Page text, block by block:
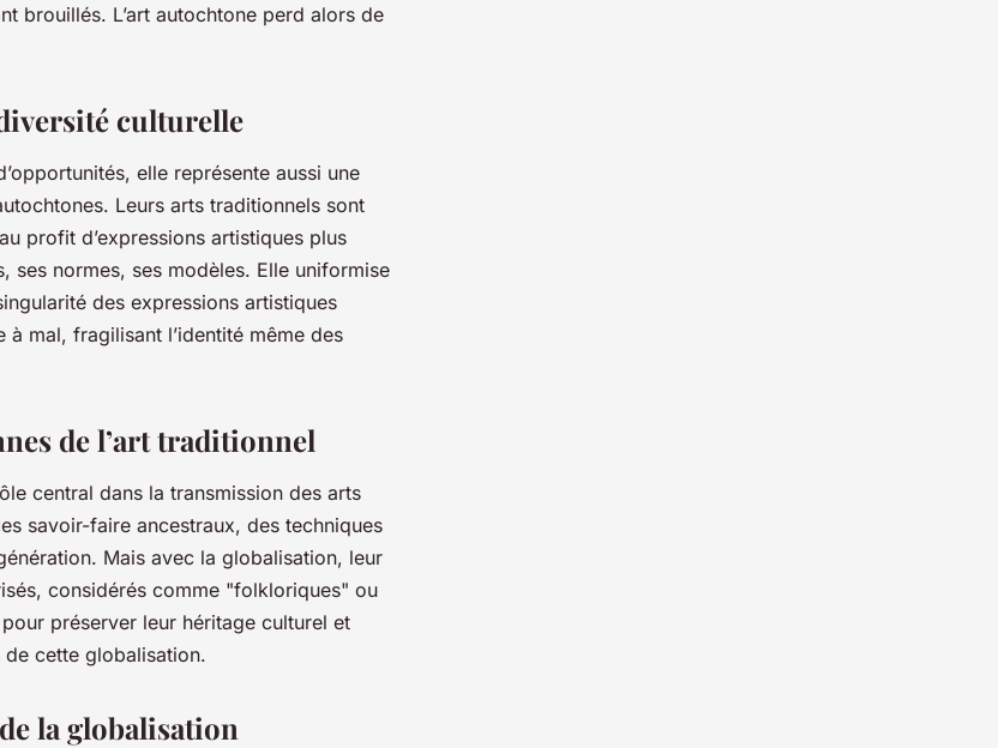
brouillés. L’art autochtone perd alors de
culturelle
elle représente aussi une
Leurs arts traditionnels sont
profit d’expressions artistiques plus
ses normes, ses modèles. Elle uniformise
des expressions artistiques
mal, fragilisant l’identité même des
de l’art traditionnel
central dans la transmission des arts
savoir-faire ancestraux, des techniques
Mais avec la globalisation, leur
considérés comme "folkloriques" ou
préserver leur héritage culturel et
cette globalisation.
la globalisation